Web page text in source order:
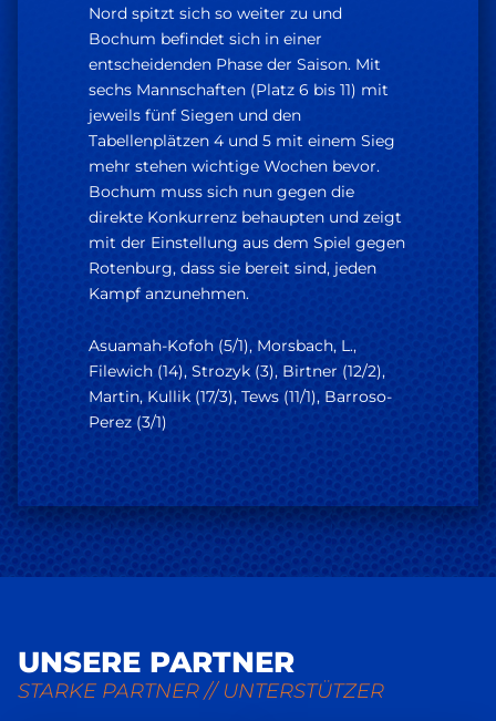
Nord spitzt sich so weiter zu und
Bochum befindet sich in einer
entscheidenden Phase der Saison. Mit
sechs Mannschaften (Platz 6 bis 11) mit
jeweils fünf Siegen und den
Tabellenplätzen 4 und 5 mit einem Sieg
mehr stehen wichtige Wochen bevor.
Bochum muss sich nun gegen die
direkte Konkurrenz behaupten und zeigt
mit der Einstellung aus dem Spiel gegen
Rotenburg, dass sie bereit sind, jeden
Kampf anzunehmen.
Asuamah-Kofoh (5/1), Morsbach, L.,
Filewich (14), Strozyk (3), Birtner (12/2),
Martin, Kullik (17/3), Tews (11/1), Barroso-
Perez (3/1)
UNSERE PARTNER
STARKE PARTNER // UNTERSTÜTZER